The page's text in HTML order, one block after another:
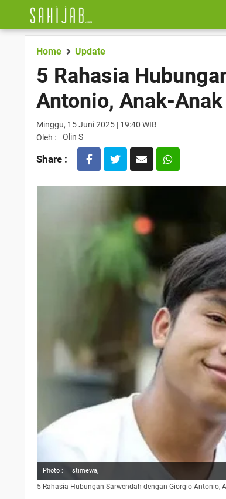
Home Update
5 Rahasia
Antonio, Anak-Anak
Minggu, 15 Juni 2025 | 19:40 WIB
Oleh :
Olin S
Share :
Photo : Istimewa,
5 Rahasia Hubungan Sarwendah dengan Giorgio Antonio,